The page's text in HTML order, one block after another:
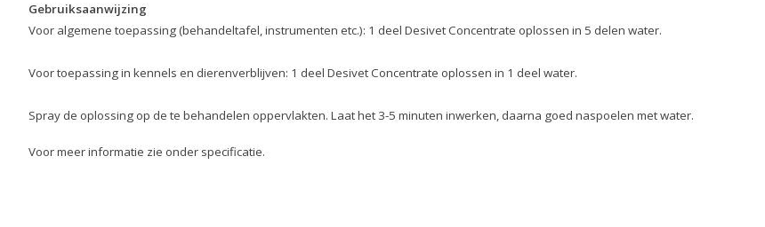
Gebruiksaanwijzing
Voor algemene toepassing (behandeltafel, instrumenten etc.): 1 deel Desivet Concentrate oplossen in 5 delen water.
Voor toepassing in kennels en dierenverblijven: 1 deel Desivet Concentrate oplossen in 1 deel water.
Spray de oplossing op de te behandelen oppervlakten. Laat het 3-5 minuten inwerken, daarna goed naspoelen met water.
Voor meer informatie zie onder specificatie.